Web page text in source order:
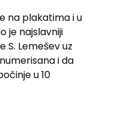
na plakatima i u
je najslavniji
S. Lemešev uz
i da
u 10